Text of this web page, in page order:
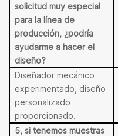
solicitud muy especial
para la línea de
producción, ¿podría
ayudarme a hacer el
diseño?
Diseñador mecánico
experimentado, diseño
personalizado
proporcionado.
5, si tenemos muestras